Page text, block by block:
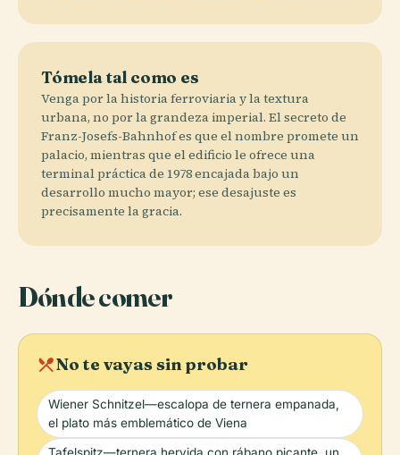
Tómela tal como es
Venga por la historia ferroviaria y la textura
urbana, no por la grandeza imperial. El secreto de
Franz-Josefs-Bahnhof es que el nombre promete un
palacio, mientras que el edificio le ofrece una
terminal práctica de 1978 encajada bajo un
desarrollo mucho mayor; ese desajuste es
precisamente la gracia.
Dónde comer
local_diningNo te vayas sin probar
Wiener Schnitzel—escalopa de ternera empanada,
el plato más emblemático de Viena